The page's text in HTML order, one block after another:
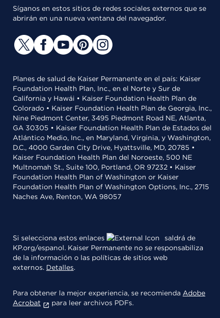
Síganos en estos sitios de redes sociales externos que se
abrirán en una nueva ventana del navegador.
Planes de salud de Kaiser Permanente en el país: Kaiser
Foundation Health Plan, Inc., en el Norte y Sur de
California y Hawái • Kaiser Foundation Health Plan de
Colorado • Kaiser Foundation Health Plan de Georgia, Inc.,
Nine Piedmont Center, 3495 Piedmont Road NE, Atlanta,
GA 30305 • Kaiser Foundation Health Plan de Estados del
Atlántico Medio, Inc., en Maryland, Virginia, y Washington,
D.C., 4000 Garden City Drive, Hyattsville, MD, 20785 •
Kaiser Foundation Health Plan del Noroeste, 500 NE
Multnomah St., Suite 100, Portland, OR 97232 • Kaiser
Foundation Health Plan of Washington or Kaiser
Foundation Health Plan of Washington Options, Inc., 2715
Naches Ave, Renton, WA 98057
Si selecciona estos enlaces
saldrá de
KP.org/espanol. Kaiser Permanente no se responsabiliza
de la información o las políticas de sitios web
externos. Detalles.
Para obtener la mejor experiencia, se recomienda Adobe
Acrobat
para leer archivos PDFs.